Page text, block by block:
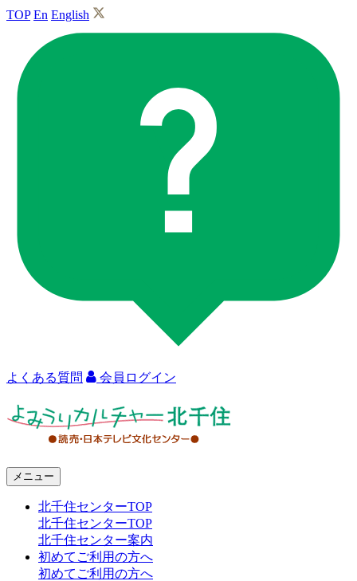
TOP En English
よくある質問 会員ログイン
メニュー
北千住センターTOP
北千住センターTOP
北千住センター案内
初めてご利用の方へ
初めてご利用の方へ